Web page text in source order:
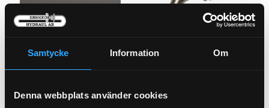
Samtycke Information Om
Denna webbplats använder cookies
Luftfilter Yttre Radialseal
P-NIPPEL BSP 90gr (3/8)